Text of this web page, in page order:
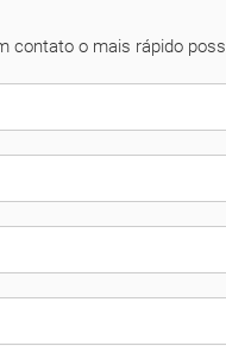
contato o mais rápido